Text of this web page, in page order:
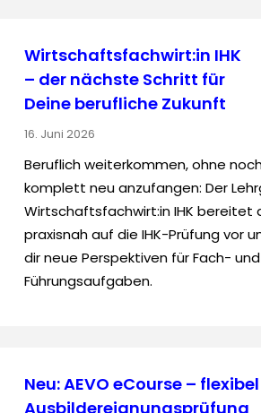
Wirtschaftsfachwirt:in IHK
– der nächste Schritt für
Deine berufliche Zukunft
16. Juni 2026
Beruflich weiterkommen, ohne
komplett neu anzufangen: Der
Wirtschaftsfachwirt:in IHK bereitet
praxisnah auf die IHK-Prüfung vor
dir neue Perspektiven für Fach- und
Führungsaufgaben.
Neu: AEVO eCourse –
Ausbildereignungsprüfung